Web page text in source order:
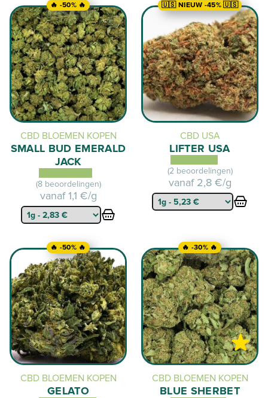
🔥 -50% 🔥
CBD BLOEMEN KOPEN
SMALL BUD EMERALD
JACK
(8 beoordelingen)
vanaf1,1 €/g
🇺🇸 NIEUW -45% 🇺🇸
CBD USA
LIFTER USA
(2 beoordelingen)
vanaf 2,8 €/g
🔥 -50% 🔥
CBD BLOEMEN KOPEN
GELATO
🔥 -30% 🔥
CBD BLOEMEN KOPEN
BLUE SHERBET